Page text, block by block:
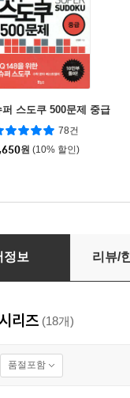
퍼 스도쿠 500문제 중급
78건
원 (10% 할인)
직 PLUS 1
정보 리뷰/
리즈 (18개)
품절포함